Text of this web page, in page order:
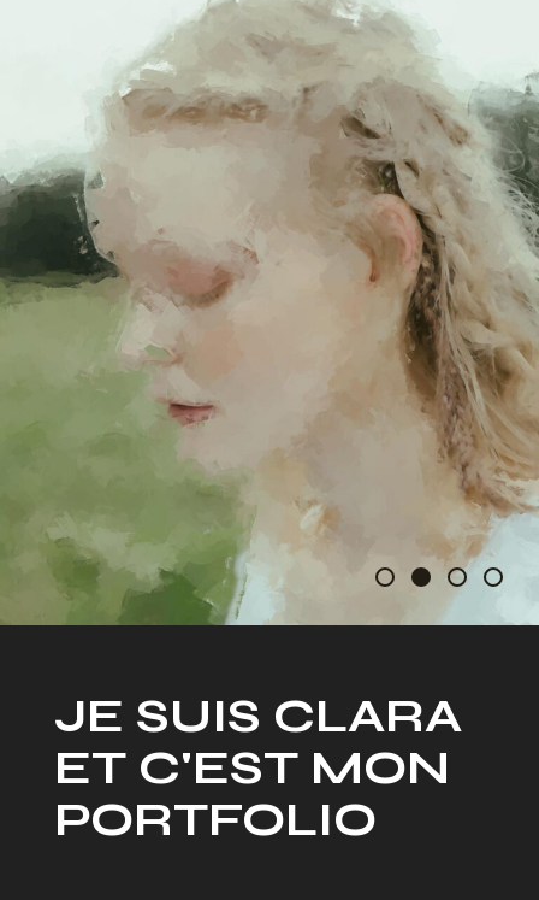
JE SUIS CLARA
ETC'EST MON
PORTFOLIO